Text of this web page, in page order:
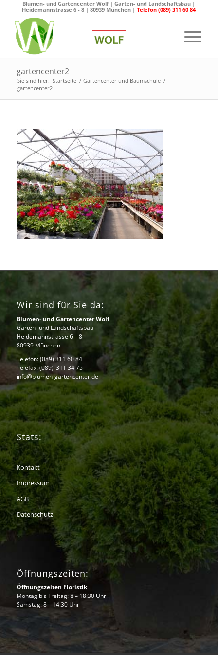
Blumen- und Gartencenter Wolf | Garten- und Landschaftsbau |
Heidemannstrasse 6 - 8 | 80939 München |Telefon (089) 311 60 84
gartencenter2
Sie sind hier: Startseite / Gartencenter und Baumschule /
gartencenter2
Wir sind für Sie da:
Blumen- und Gartencenter Wolf
Garten- und Landschaftsbau
Heidemannstrasse 6 – 8
80939 München
Telefon:(089) 311 60 84
Telefax: (089) 311 34 75
info@blumen-gartencenter.de
Stats:
Kontakt
Impressum
AGB
Datenschutz
Öffnungszeiten:
Öffnungszeiten Floristik
Montag bis Freitag: 8 – 18:30 Uhr
Samstag: 8 – 14:30 Uhr